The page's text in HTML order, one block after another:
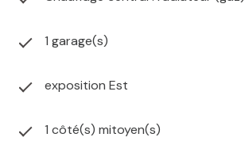
1 garage(s)
exposition Est
1 côté(s) mitoyen(s)